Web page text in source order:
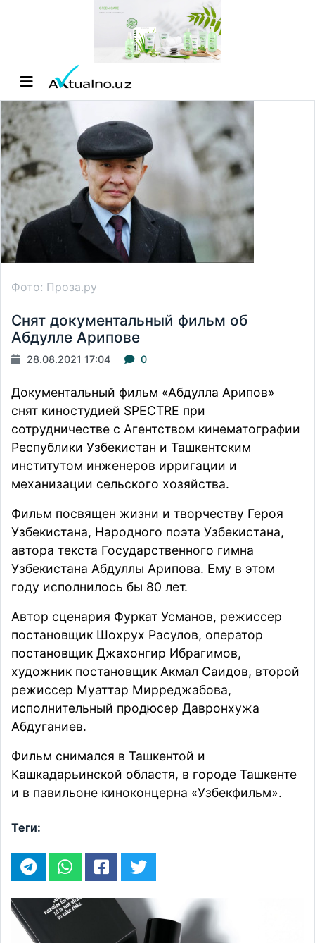
Фото: Проза.ру
Снят документальный фильм об
Абдулле Арипове
28.08.2021 17:04 0
Документальный фильм «Абдулла Арипов»
снят киностудией SPECTRE при
сотрудничестве с Агентством кинематографии
Республики Узбекистан и Ташкентским
институтом инженеров ирригации и
механизации сельского хозяйства.
Фильм посвящен жизни и творчеству Героя
Узбекистана, Народного поэта Узбекистана,
автора текста Государственного гимна
Узбекистана Абдуллы Арипова. Ему в этом
году исполнилось бы 80 лет.
Автор сценария Фуркат Усманов, режиссер
постановщик Шохрух Расулов, оператор
постановщик Джахонгир Ибрагимов,
художник постановщик Акмал Саидов, второй
режиссер Муаттар Мирреджабова,
исполнительный продюсер Давронхужа
Абдуганиев.
Фильм снимался в Ташкентой и
Кашкадарьинской областя, в городе Ташкенте
и в павильоне киноконцерна «Узбекфильм».
Теги: